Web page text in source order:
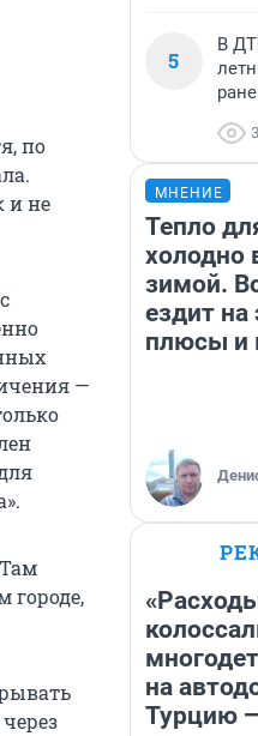
по
и не
—
городе,
5
В
МНЕНИЕ
Тепло
холодно
зимой.
ездит на
плюсы и
на
Турцию